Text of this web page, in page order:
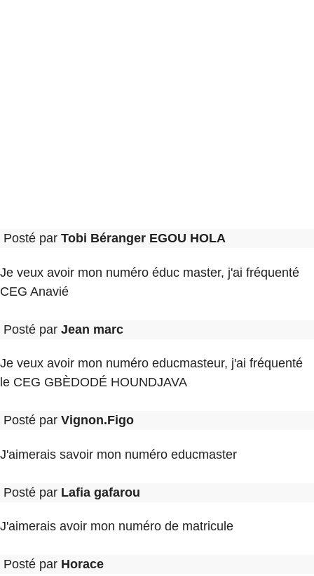
Posté par Tobi Béranger EGOU HOLA
Je veux avoir mon numéro éduc master, j'ai fréquenté
CEG Anavié
Posté par Jean marc
Je veux avoir mon numéro educmasteur, j'ai fréquenté
le CEG GBÈDODÉ HOUNDJAVA
Posté par Vignon.Figo
J'aimerais savoir mon numéro educmaster
Posté par Lafia gafarou
J'aimerais avoir mon numéro de matricule
Posté par Horace